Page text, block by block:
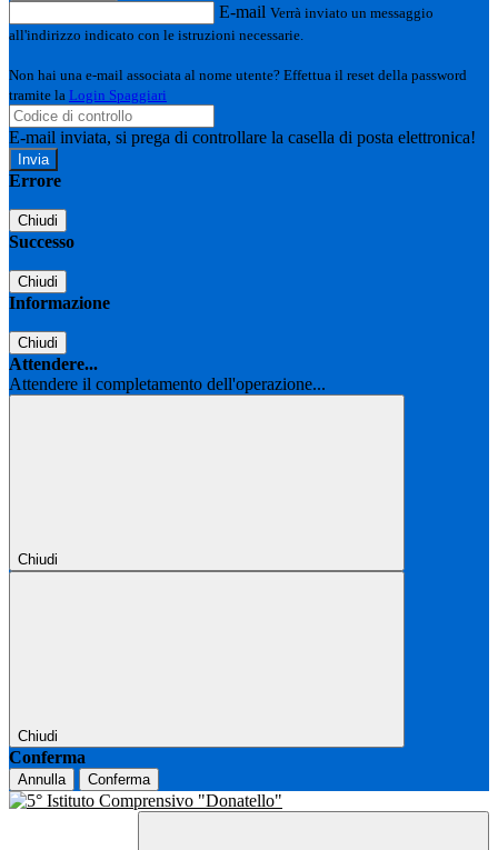
E-mail Verrà inviato un messaggio
all'indirizzo indicato con le istruzioni necessarie.
Non hai una e-mail associata al nome utente? Effettua il reset della password
tramite la Login Spaggiari
E-mail inviata, si prega di controllare la casella di posta elettronica!
Errore
Chiudi
Successo
Chiudi
Informazione
Chiudi
Attendere...
Attendere il completamento dell'operazione...
Chiudi
Chiudi
Conferma
Annulla Conferma